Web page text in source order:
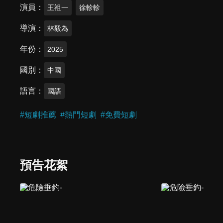
演員 王祖一 徐軫軫
導演 林毅為
年份 2025
國別 中國
語言 國語
#短劇推薦 #熱門短劇 #免費短劇
預告花絮